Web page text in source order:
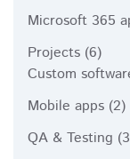
Microsoft 365
Projects (6)
Custom
Mobile apps (2)
QA & Testing